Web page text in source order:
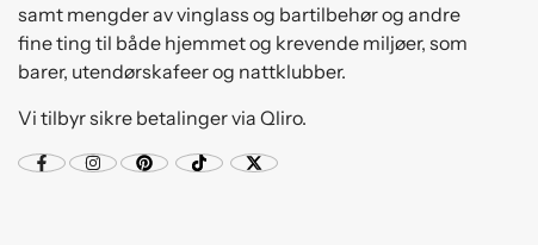
samt mengder av vinglass og bartilbehør og andre
fine ting til både hjemmet og krevende miljøer, som
barer, utendørskafeer og nattklubber.
Vi tilbyr sikre betalinger via Qliro.